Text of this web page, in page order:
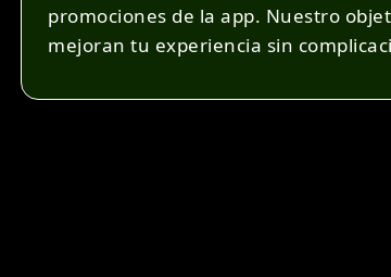
promociones de la app. Nuestro
mejoran tu experiencia sin